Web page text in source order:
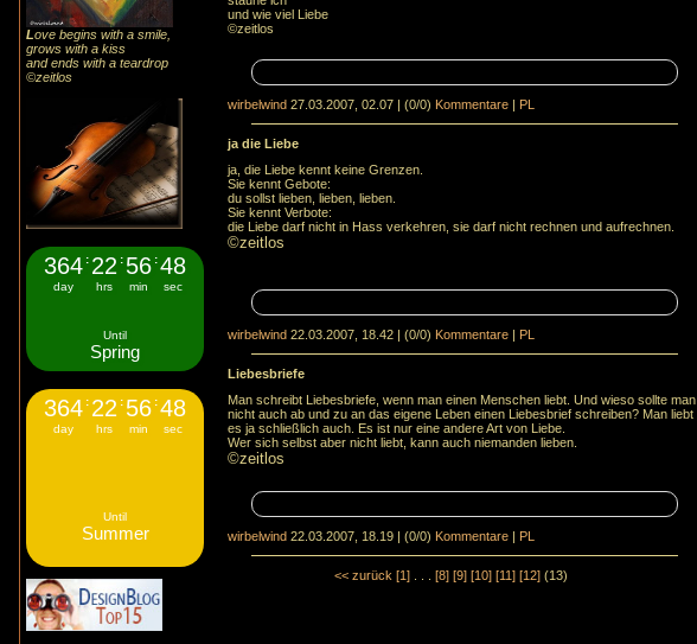
Love begins with a smile,
grows with a kiss
and ends with a teardrop
©zeitlos
364
day
: 22
hrs
: 56
min
:48
sec
Until
Spring
364
day
: 22
hrs
: 56
min
:48
sec
Until
Summer
und wie viel Liebe
©zeitlos
wirbelwind 27.03.2007, 02.07 (0/0) Kommentare PL
ja die Liebe
ja, die Liebe kennt keine Grenzen.
Sie kennt Gebote:
du sollst lieben, lieben, lieben.
Sie kennt Verbote:
die Liebe darf nicht in Hass verkehren, sie darf nicht rechnen und aufrechnen.
©zeitlos
wirbelwind 22.03.2007, 18.42 (0/0) Kommentare PL
Liebesbriefe
Man schreibt Liebesbriefe, wenn man einen Menschen liebt. Und wieso sollte man
nicht auch ab und zu an das eigene Leben einen Liebesbrief schreiben? Man liebt
es ja schließlich auch. Es ist nur eine andere Art von Liebe.
Wer sich selbst aber nicht liebt, kann auch niemanden lieben.
©zeitlos
wirbelwind 22.03.2007, 18.19 (0/0) Kommentare PL
<< zurück [1] [8] [9] [10] [11] [12] (13)